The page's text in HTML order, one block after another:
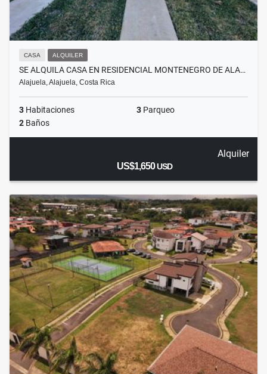
CASA ALQUILER
SE ALQUILA CASA EN RESIDENCIAL MONTENEGRO DE ALA…
Alajuela, Alajuela, Costa Rica
3 Habitaciones 3 Parqueo
2 Baños
Alquiler
US$1,650USD